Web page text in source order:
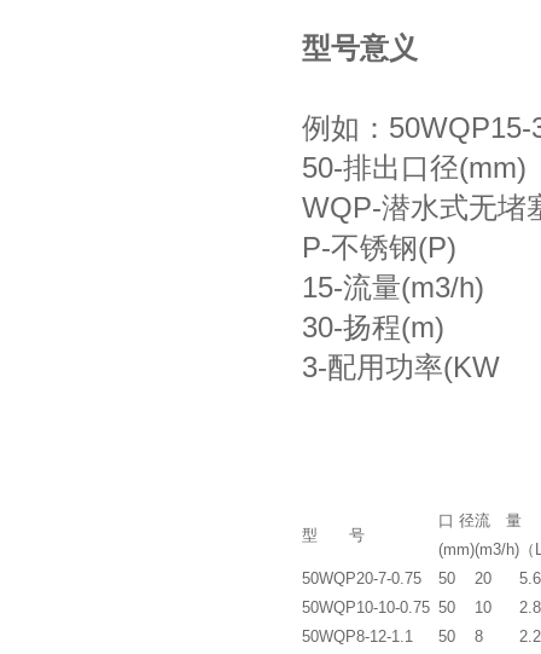
型号意义
例如：50WQP15-
50-排出口径(mm)
WQP-潜水式无堵
P-不锈钢(P)
15-流量(m3/h)
30-扬程(m)
3-配用功率(KW
型 号
口 径流 量
(mm)(m3/h)
50WQP20-7-0.75
50 20
5.6
50WQP10-10-0.75 50 10
2.8
50WQP8-12-1.1
50 8
2.2